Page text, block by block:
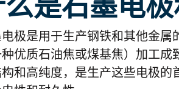
是石墨电
极是用于生产钢铁和其他金
种优质石油焦或煤基焦）加工
和高纯度，是生产这些电极